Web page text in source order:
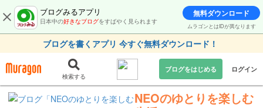
ブログみるアプリ
日本中の好きなブログをすばやく見られます
無料ダウンロード
ムラゴンとはIDが異なります
ブログを書くアプリ 今すぐ無料ダウンロード！
検索する
ブログをはじめる ログイン
NEOのゆとりを楽しむ